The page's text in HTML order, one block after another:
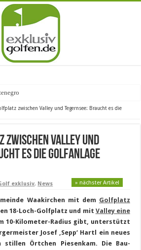
erste
zwischen Valley und Tegernsee: Braucht es die
zwischen Valley und
es die Golfanlage
exklusiv, News » nächster Artikel
Waakirchen mit dem Golfplatz
18-Loch-Golfplatz und mit Valley eine
10-Kilometer-Radius gibt, unterstützt
Josef ‚Sepp‘ Hartl ein neues
Örtchen Piesenkam. Die Bau-